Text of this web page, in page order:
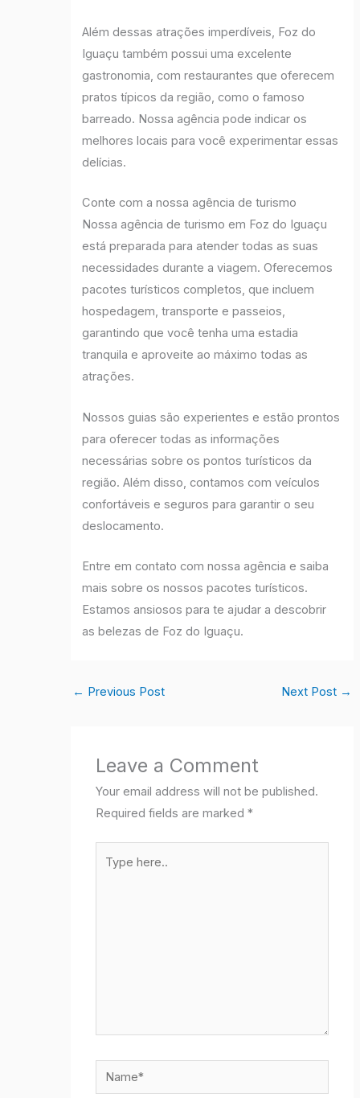
Além dessas atrações imperdíveis, Foz do
Iguaçu também possui uma excelente
gastronomia, com restaurantes que oferecem
pratos típicos da região, como o famoso
barreado. Nossa agência pode indicar os
melhores locais para você experimentar essas
delícias.
Conte com a nossa agência de turismo
Nossa agência de turismo em Foz do Iguaçu
está preparada para atender todas as suas
necessidades durante a viagem. Oferecemos
pacotes turísticos completos, que incluem
hospedagem, transporte e passeios,
garantindo que você tenha uma estadia
tranquila e aproveite ao máximo todas as
atrações.
Nossos guias são experientes e estão prontos
para oferecer todas as informações
necessárias sobre os pontos turísticos da
região. Além disso, contamos com veículos
confortáveis e seguros para garantir o seu
deslocamento.
Entre em contato com nossa agência e saiba
mais sobre os nossos pacotes turísticos.
Estamos ansiosos para te ajudar a descobrir
as belezas de Foz do Iguaçu.
← Previous Post Next Post →
Leave a Comment
Your email address will not be published.
Required fields are marked*
here..
Name*